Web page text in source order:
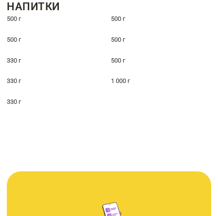
НАПИТКИ
500 г 500 г
500 г 500 г
330 г 500 г
330 г 1 000 г
330 г